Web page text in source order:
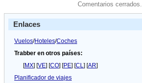
Comentarios cerrados.
Enlaces
Vuelos/Hoteles/Coches
Trabber en otros países:
[MX] [VE] [CO] [PE] [CL] [AR]
Planificador de viajes